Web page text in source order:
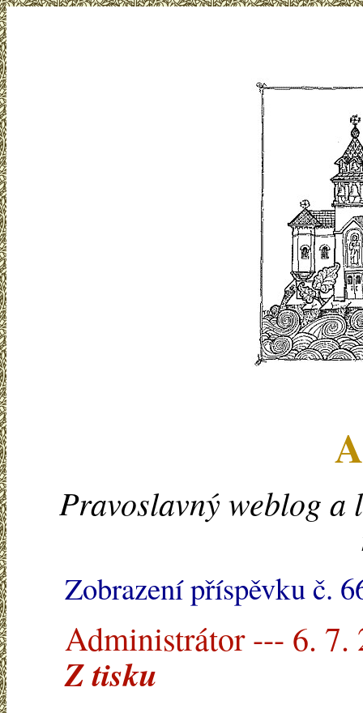
Pravoslavný weblog a
Zobrazení příspěvku č.
Administrátor --- 6. 7.
Z tisku